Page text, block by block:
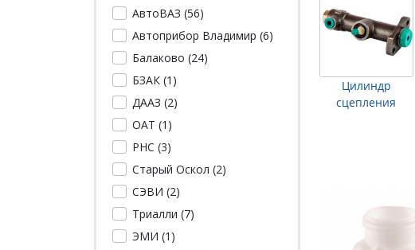
АвтоВАЗ (56)
Автоприбор Владимир (6)
Балаково (24)
БЗАК (1 )
ДААЗ (2)
ОАТ (1 )
РНС (3)
Старый Оскол (2)
СЭВИ (2)
Триалли (7)
ЭМИ (1 )
Цилиндр
сцепления